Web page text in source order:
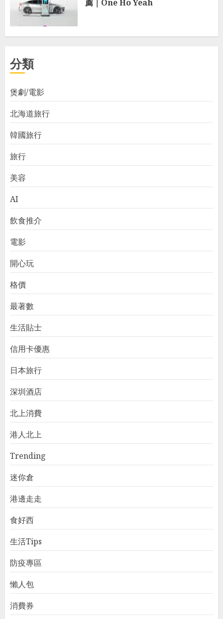
薦｜One Ho Yeah
分類
煲劇/電影
北海道旅行
韓國旅行
旅行
美容
AI
飲食推介
電影
開心玩
格價
最著數
生活貼士
信用卡優惠
日本旅行
深圳酒店
北上消費
港人北上
Trending
迷你倉
港邊走走
食好西
生活Tips
防疫專區
懶人包
消費券